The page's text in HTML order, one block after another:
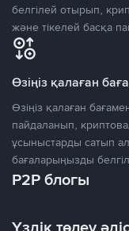
белгілей отырып,
және тікелей басқа
Өзіңіз қалаған
Өзіңіз қалаған
пайдаланып,
ұсыныстарды сатып
бағаларыңызды
P2P блогы